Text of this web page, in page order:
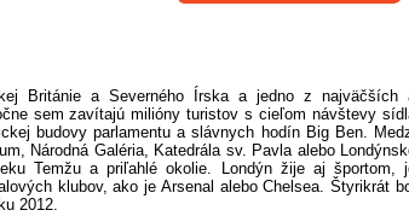
Británie a Severného Írska a jedno z najväčších
sem zavítajú milióny turistov s cieľom návštevy
budovy parlamentu a slávnych hodín Big Ben.
Národná Galéria, Katedrála sv. Pavla alebo
Temžu a priľahlé okolie. Londýn žije aj športom,
klubov, ako je Arsenal alebo Chelsea. Štyrikrát
2012.